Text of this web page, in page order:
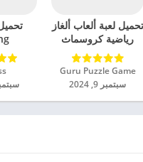
تحميل لعبة ألعاب ألغاز
رياضية كروسماث
مهكرة للاندرويد 2024
Guru Puzzle Game‏
سبتمبر 9, 2024
2
مهكرة
سبتمبر 8,